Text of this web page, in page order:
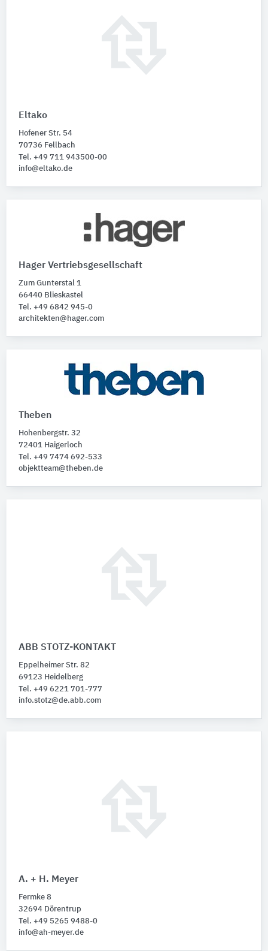
Eltako
Hofener Str. 54
70736 Fellbach
Tel. +49 711 943500-00
info@eltako.de
Hager Vertriebsgesellschaft
Zum Gunterstal 1
66440 Blieskastel
Tel. +49 6842 945-0
architekten@hager.com
Theben
Hohenbergstr. 32
72401 Haigerloch
Tel. +49 7474 692-533
objektteam@theben.de
ABB STOTZ-KONTAKT
Eppelheimer Str. 82
69123 Heidelberg
Tel. +49 6221 701-777
info.stotz@de.abb.com
A. + H. Meyer
Fermke 8
32694 Dörentrup
Tel. +49 5265 9488-0
info@ah-meyer.de